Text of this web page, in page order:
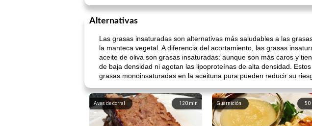
Alternativas
Las grasas insaturadas son alternativas más saludables a las
la manteca vegetal. A diferencia del acortamiento, las grasas
aceite de oliva son grasas insaturadas: aunque son más caros y
de baja densidad ni agotan las lipoproteínas de alta densidad.
grasas monoinsaturadas en la aceituna pura pueden reducir su
120 min
Aves de corral 50
Guarnición